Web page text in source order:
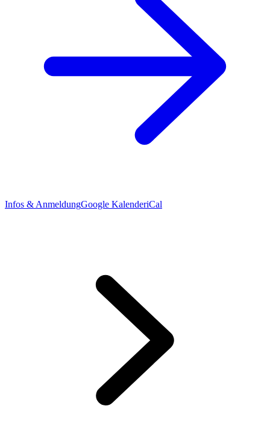
Infos & AnmeldungGoogle KalenderiCal